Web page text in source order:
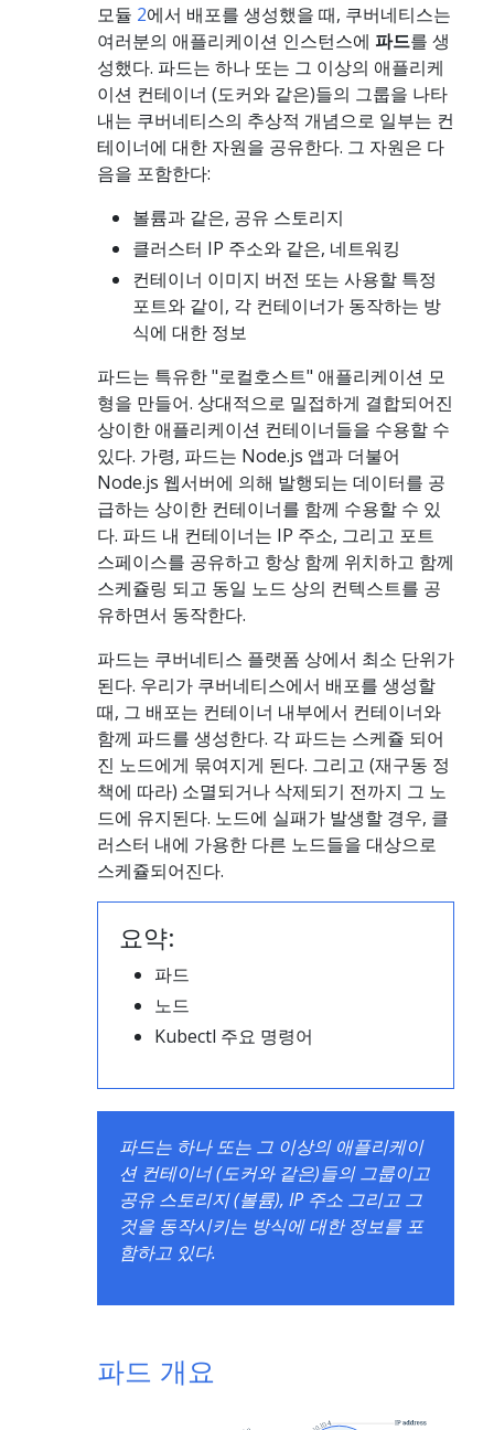
모듈 2에서 배포를 생성했을 때, 쿠버네티스는
여러분의 애플리케이션 인스턴스에 파드를 생
성했다. 파드는 하나 또는 그 이상의 애플리케
이션 컨테이너 (도커와 같은)들의 그룹을 나타
내는 쿠버네티스의 추상적 개념으로 일부는 컨
테이너에 대한 자원을 공유한다. 그 자원은 다
음을 포함한다:
볼륨과 같은, 공유 스토리지
클러스터 IP 주소와 같은, 네트워킹
컨테이너 이미지 버전 또는 사용할 특정
포트와 같이, 각 컨테이너가 동작하는 방
식에 대한 정보
파드는 특유한 "로컬호스트" 애플리케이션 모
형을 만들어. 상대적으로 밀접하게 결합되어진
상이한 애플리케이션 컨테이너들을 수용할 수
있다. 가령, 파드는 Node.js 앱과 더불어
Node.js 웹서버에 의해 발행되는 데이터를 공
급하는 상이한 컨테이너를 함께 수용할 수 있
다. 파드 내 컨테이너는 IP 주소, 그리고 포트
스페이스를 공유하고 항상 함께 위치하고 함께
스케쥴링 되고 동일 노드 상의 컨텍스트를 공
유하면서 동작한다.
파드는 쿠버네티스 플랫폼 상에서 최소 단위가
된다. 우리가 쿠버네티스에서 배포를 생성할
때, 그 배포는 컨테이너 내부에서 컨테이너와
함께 파드를 생성한다. 각 파드는 스케쥴 되어
진 노드에게 묶여지게 된다. 그리고 (재구동 정
책에 따라) 소멸되거나 삭제되기 전까지 그 노
드에 유지된다. 노드에 실패가 발생할 경우, 클
러스터 내에 가용한 다른 노드들을 대상으로
스케쥴되어진다.
요약:
파드
노드
Kubectl 주요 명령어
파드는 하나 또는 그 이상의 애플리케이
션 컨테이너 (도커와 같은)들의 그룹이고
공유 스토리지 (볼륨), IP 주소 그리고 그
것을 동작시키는 방식에 대한 정보를 포
함하고 있다.
파드 개요